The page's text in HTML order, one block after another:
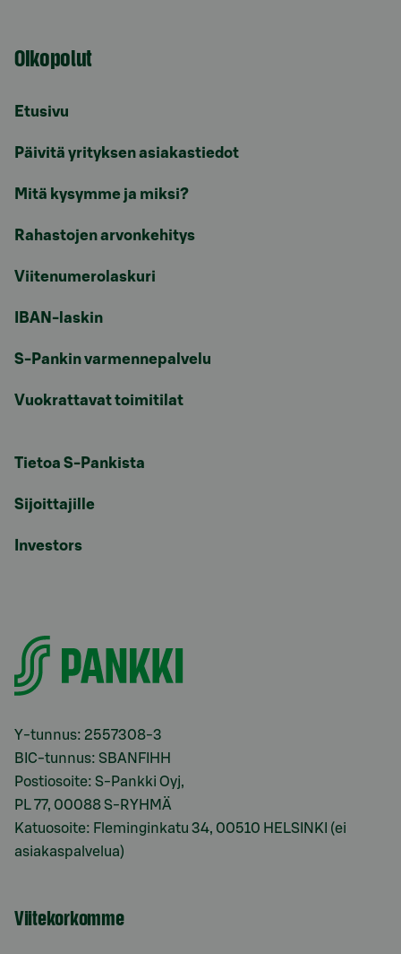
Oikopolut
Etusivu
Päivitä yrityksen asiakastiedot
Mitä kysymme ja miksi?
Rahastojen arvonkehitys
Viitenumerolaskuri
IBAN-laskin
S-Pankin varmennepalvelu
Vuokrattavat toimitilat
Tietoa S-Pankista
Sijoittajille
Investors
Y-tunnus: 2557308-3
BIC-tunnus: SBANFIHH
Postiosoite: S-Pankki Oyj,
PL 77, 00088 S-RYHMÄ
Katuosoite: Fleminginkatu 34, 00510 HELSINKI (ei
asiakaspalvelua)
Viitekorkomme